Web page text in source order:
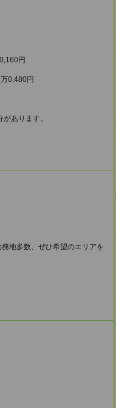
円
0,480円
あります。
地多数、ぜひ希望のエリアを